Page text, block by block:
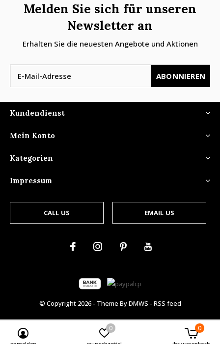
Melden Sie sich für unseren
Newsletter an
Erhalten Sie die neuesten Angebote und Aktionen
ABONNIEREN
Kundendienst
Mein Konto
Kategorien
Impressum
CALL US EMAIL US
© Copyright 2026- Theme ByDMWS - RSS feed
0 0